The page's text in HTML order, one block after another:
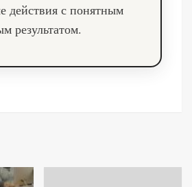
действия с понятным
результатом.